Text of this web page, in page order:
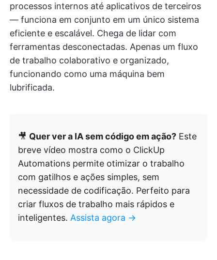
processos internos até aplicativos de terceiros
— funciona em conjunto em um único sistema
eficiente e escalável. Chega de lidar com
ferramentas desconectadas. Apenas um fluxo
de trabalho colaborativo e organizado,
funcionando como uma máquina bem
lubrificada.
🎥 Quer ver a IA sem código em ação? Este
breve vídeo mostra como o ClickUp
Automations permite otimizar o trabalho
com gatilhos e ações simples, sem
necessidade de codificação. Perfeito para
criar fluxos de trabalho mais rápidos e
inteligentes. Assista agora →